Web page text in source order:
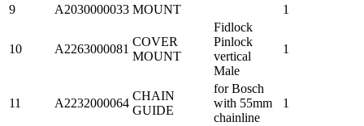
9 A2030000033 MOUNT 1
10 A2263000081
COVER
MOUNT
Fidlock
Pinlock
vertical
Male
1
11 A2232000064
CHAIN
GUIDE
for Bosch
with 55mm
chainline
1